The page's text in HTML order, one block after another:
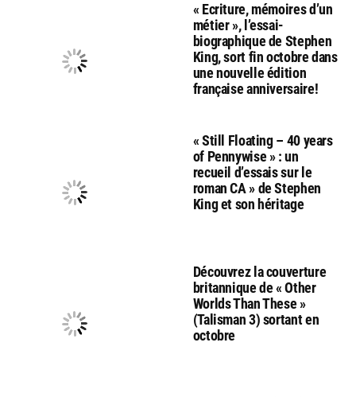
« Ecriture, mémoires d’un
métier », l’essai-
biographique de Stephen
King, sort fin octobre dans
une nouvelle édition
française anniversaire!
« Still Floating – 40 years
of Pennywise » : un
recueil d’essais sur le
roman CA » de Stephen
King et son héritage
Découvrez la couverture
britannique de « Other
Worlds Than These »
(Talisman 3) sortant en
octobre